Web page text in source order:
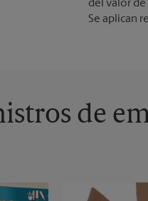
del valor de
Se aplican
de